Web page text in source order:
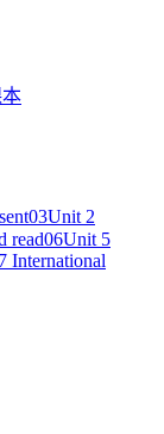
03Unit 2
read06Unit 5
International